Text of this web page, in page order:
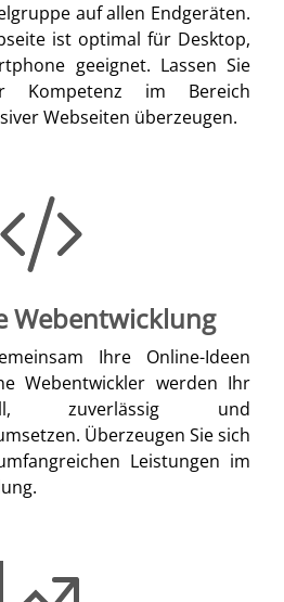
auf allen Endgeräten.
ist optimal für Desktop,
geeignet. Lassen Sie
Kompetenz im Bereich
Webseiten überzeugen.
Webentwicklung
Ihre Online-Ideen
Webentwickler werden Ihr
zuverlässig und
Überzeugen Sie sich
Leistungen im